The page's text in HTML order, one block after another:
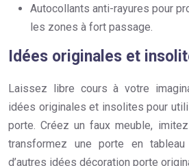
Autocollants anti-rayures pour
les zones à fort passage.
Idées originales et
Laissez libre cours à votre
idées originales et insolites pour
porte. Créez un faux meuble,
transformez une porte en tableau
d’autres idées décoration porte